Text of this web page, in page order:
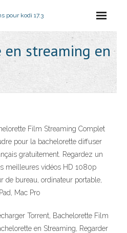
pour kodi 17.3
streaming en
Film Streaming Complet
pour la bachelorette diffuser
gratuitement. Regardez un
meilleures vidéos HD 1080p
de bureau, ordinateur portable,
Mac Pro
Torrent, Bachelorette Film
en Streaming, Regarder